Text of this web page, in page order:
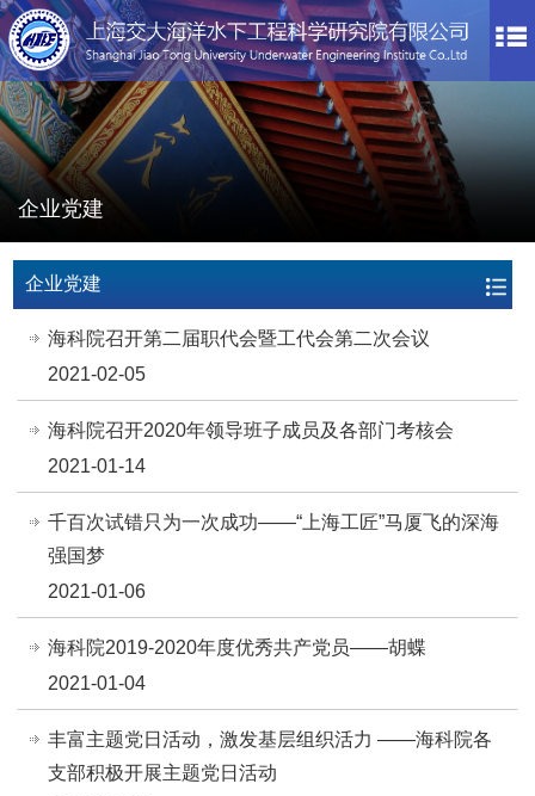
企业党建
企业党建
海科院召开第二届职代会暨工代会第二次会议
2021-02-05
海科院召开2020年领导班子成员及各部门考核会
2021-01-14
千百次试错只为一次成功——“上海工匠”马厦飞的深海
强国梦
2021-01-06
海科院2019-2020年度优秀共产党员——胡蝶
2021-01-04
丰富主题党日活动，激发基层组织活力 ——海科院各
支部积极开展主题党日活动